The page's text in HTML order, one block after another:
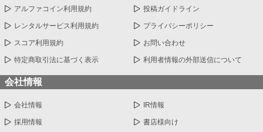
アルファコイン利用規約 投稿ガイドライン
レンタルサービス利用規約 プライバシーポリシー
スコア利用規約 お問い合わせ
特定商取引法に基づく表示 利用者情報の外部送信について
会社情報
会社情報 IR情報
採用情報 書店様向け